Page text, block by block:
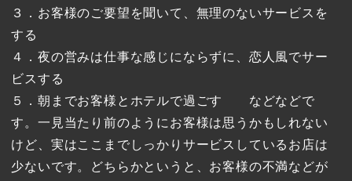
３．お客様のご要望を聞いて、無理のないサービスを
する
４．夜の営みは仕事な感じにならずに、恋人風でサー
ビスする
５．朝までお客様とホテルで過ごす などなどで
す。一見当たり前のようにお客様は思うかもしれない
けど、実はここまでしっかりサービスしているお店は
少ないです。どちらかというと、お客様の不満などが